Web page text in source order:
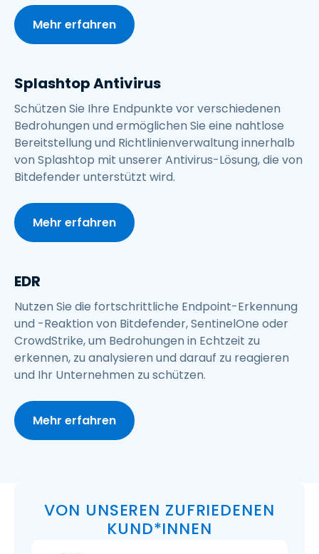
Mehr erfahren
Splashtop Antivirus
Schützen Sie Ihre Endpunkte vor verschiedenen
Bedrohungen und ermöglichen Sie eine nahtlose
Bereitstellung und Richtlinienverwaltung innerhalb
von Splashtop mit unserer Antivirus-Lösung, die von
Bitdefender unterstützt wird.
Mehr erfahren
EDR
Nutzen Sie die fortschrittliche Endpoint-Erkennung
und -Reaktion von Bitdefender, SentinelOne oder
CrowdStrike, um Bedrohungen in Echtzeit zu
erkennen, zu analysieren und darauf zu reagieren
und Ihr Unternehmen zu schützen.
Mehr erfahren
VON UNSEREN ZUFRIEDENEN
KUND*INNEN